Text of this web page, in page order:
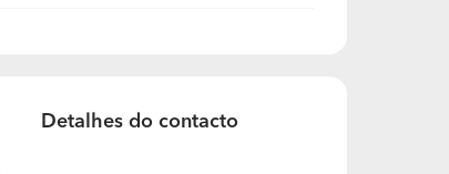
Detalhes do contacto